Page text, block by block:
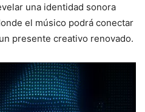
una identidad sonora
el músico podrá conectar
presente creativo renovado.